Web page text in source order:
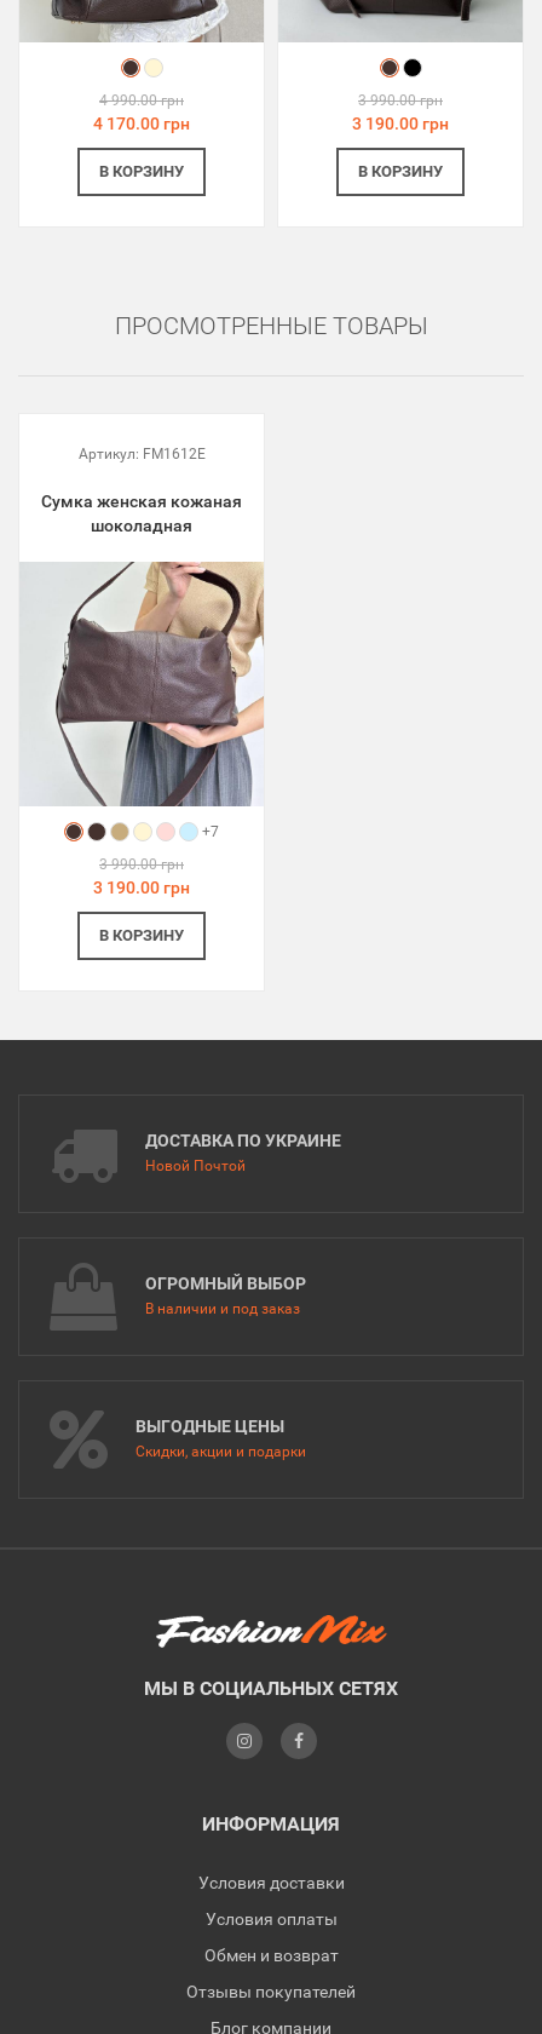
4 990.00 грн
4 170.00 грн
В КОРЗИНУ
3 990.00 грн
3 190.00 грн
В КОРЗИНУ
ПРОСМОТРЕННЫЕ ТОВАРЫ
Артикул: FM1612E
Сумка женская кожаная
шоколадная
+7
3 990.00 грн
3 190.00 грн
В КОРЗИНУ
ДОСТАВКА ПО УКРАИНЕ
Новой Почтой
ОГРОМНЫЙ ВЫБОР
В наличии и под заказ
ВЫГОДНЫЕ ЦЕНЫ
Скидки, акции и подарки
МЫ В СОЦИАЛЬНЫХ СЕТЯХ
ИНФОРМАЦИЯ
Условия доставки
Условия оплаты
Обмен и возврат
Отзывы покупателей
Блог компании